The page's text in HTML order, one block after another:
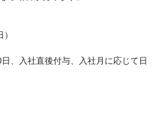
入社直後付与、入社月に応じて日